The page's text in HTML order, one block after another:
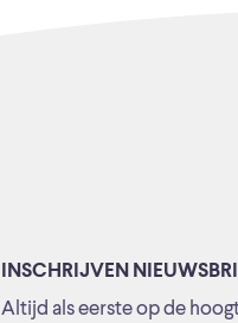
INSCHRIJVEN
Altijd als eerste op de